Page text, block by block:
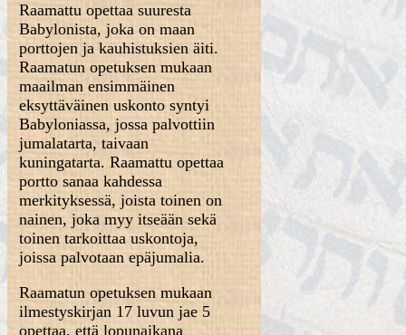
Raamattu opettaa suuresta
Babylonista, joka on maan
porttojen ja kauhistuksien äiti.
Raamatun opetuksen mukaan
maailman ensimmäinen
eksyttäväinen uskonto syntyi
Babyloniassa, jossa palvottiin
jumalatarta, taivaan
kuningatarta. Raamattu opettaa
portto sanaa kahdessa
merkityksessä, joista toinen on
nainen, joka myy itseään sekä
toinen tarkoittaa uskontoja,
joissa palvotaan epäjumalia.
Raamatun opetuksen mukaan
ilmestyskirjan 17 luvun jae 5
opettaa, että lopunaikana